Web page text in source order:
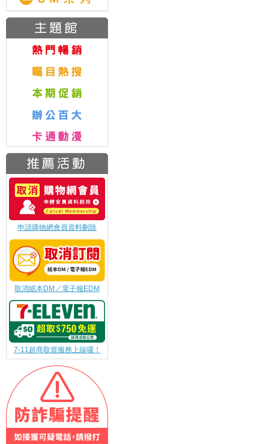
申請購物網會員資料刪除
取消紙本DM／電子報EDM
7-11超商取貨服務上線囉！